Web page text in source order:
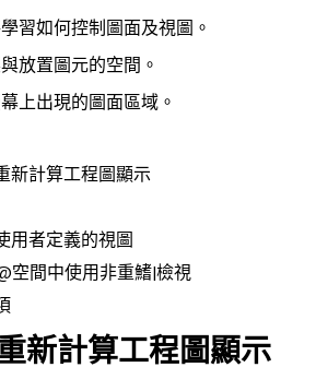
習如何控制圖面及視圖。
放置圖元的空間。
上出現的圖面區域。
新計算工程圖顯示
用者定義的視圖
空間中使用非重鰭|檢視
新計算工程圖顯示